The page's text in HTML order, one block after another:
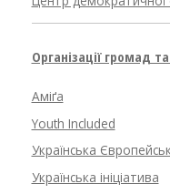
Організації громад
Аміґа
Youth Included
Українська
Українська ініціатива